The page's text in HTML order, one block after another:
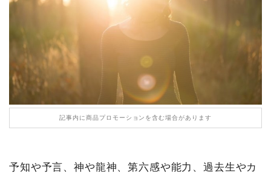
記事内に商品プロモーションを含む場合があります
予知や予言、神や龍神、第六感や能力、過去生やカ